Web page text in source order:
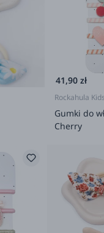
41,90 zł
Rockahula Kids
Gumki do
Cherry